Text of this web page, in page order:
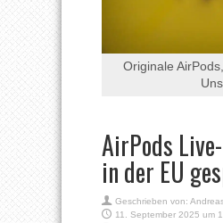
Originale
AirPods
in der EU
Geschrieben von:
11. September 2025 um